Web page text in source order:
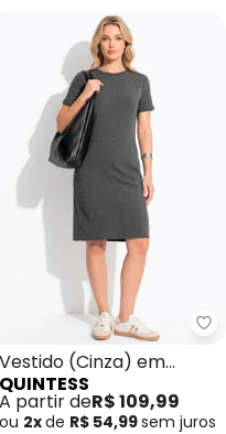
- Vestido (Sol
Vestido (Cinza) em
Moletinho de Viscose
QUINTESS
A partir deR$ 109,99
ou 2xde R$ 54,99sem juros